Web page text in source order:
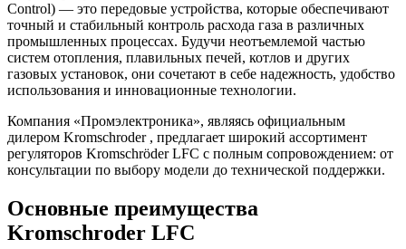
Control) — это передовые устройства, которые обеспечивают
точный и стабильный контроль расхода газа в различных
промышленных процессах. Будучи неотъемлемой частью
систем отопления, плавильных печей, котлов и других
газовых установок, они сочетают в себе надежность, удобство
использования и инновационные технологии.
Компания «Промэлектроника», являясь официальным
дилером Kromschroder , предлагает широкий ассортимент
регуляторов Kromschröder LFC с полным сопровождением: от
консультации по выбору модели до технической поддержки.
Основные преимущества
Kromschroder LFC